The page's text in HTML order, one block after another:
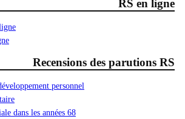
RS en ligne
Recensions des parutions RS
personnel
dans les années 68